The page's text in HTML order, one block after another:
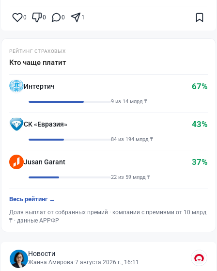
0 0 0 1
РЕЙТИНГ СТРАХОВЫХ
Кто чаще платит
Интертич 67%
9 из 14 млрд ₸
СК «Евразия» 43%
84 из 194 млрд ₸
Jusan Garant 37%
22 из 59 млрд ₸
Весь рейтинг →
Доля выплат от собранных премий · компании с премиями от 10 млрд
₸ · данные АРРФР
Новости
Жанна Амирова·7 августа 2026 г., 16:11